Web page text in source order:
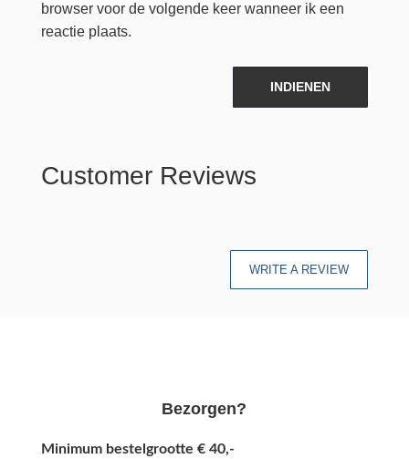
browser voor de volgende keer wanneer ik een
reactie plaats.
INDIENEN
Customer Reviews
WRITE A REVIEW
Bezorgen?
Minimum bestelgrootte € 40,-